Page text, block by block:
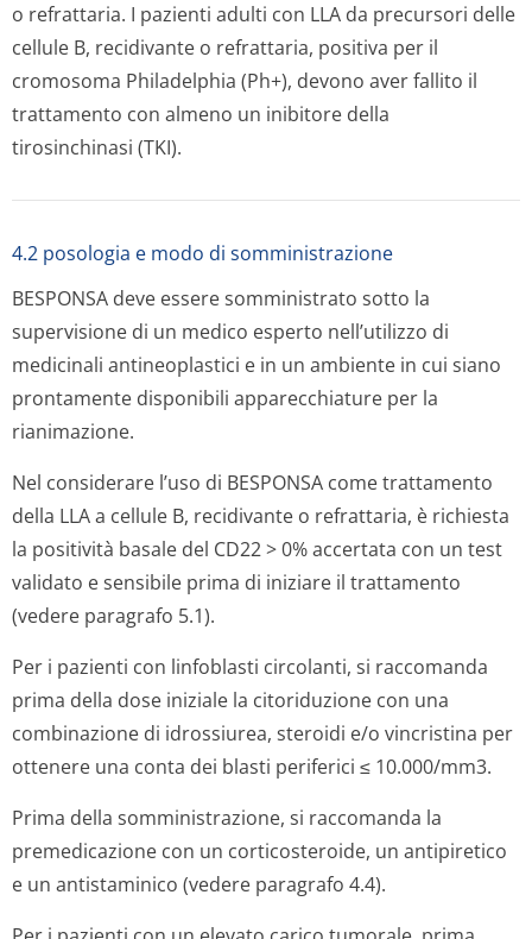
o refrattaria. I pazienti adulti con LLA da precursori delle
cellule B, recidivante o refrattaria, positiva per il
cromosoma Philadelphia (Ph+), devono aver fallito il
trattamento con almeno un inibitore della
tirosinchinasi (TKI).
4.2 posologia e modo di somministrazione
BESPONSA deve essere somministrato sotto la
supervisione di un medico esperto nell’utilizzo di
medicinali antineoplastici e in un ambiente in cui siano
prontamente disponibili apparecchiature per la
rianimazione.
Nel considerare l’uso di BESPONSA come trattamento
della LLA a cellule B, recidivante o refrattaria, è richiesta
la positività basale del CD22 > 0% accertata con un test
validato e sensibile prima di iniziare il trattamento
(vedere paragrafo 5.1).
Per i pazienti con linfoblasti circolanti, si raccomanda
prima della dose iniziale la citoriduzione con una
combinazione di idrossiurea, steroidi e/o vincristina per
ottenere una conta dei blasti periferici ≤ 10.000/mm3.
Prima della somministrazione, si raccomanda la
premedicazione con un corticosteroide, un antipiretico
e un antistaminico (vedere paragrafo 4.4).